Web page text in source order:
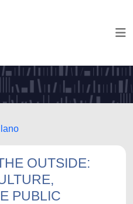
OUTSIDE:
PUBLIC